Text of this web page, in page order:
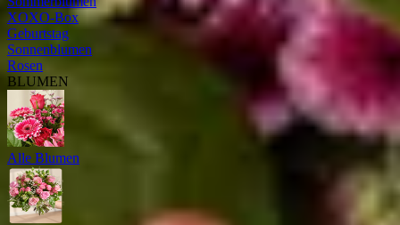
XOXO-Box
Geburtstag
Sonnenblumen
Rosen
BLUMEN
Alle Blumen